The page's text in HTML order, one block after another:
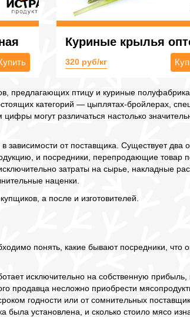
Куриные крылья
320 руб/кг
предлагающих птицу и куриные
категорий — цыплятах-бройлерах,
могут различаться настолько
зависимости от поставщика. Существует два
и посредники, перепродающие товар
затраты на сырье, накладные
наценки.
а после и изготовителей.
понять, какие бывают посредники, что
исключительно на собственную прибыль,
продавца несложно приобрести
годности или от сомнительных
установлена, и сколько стоило мясо